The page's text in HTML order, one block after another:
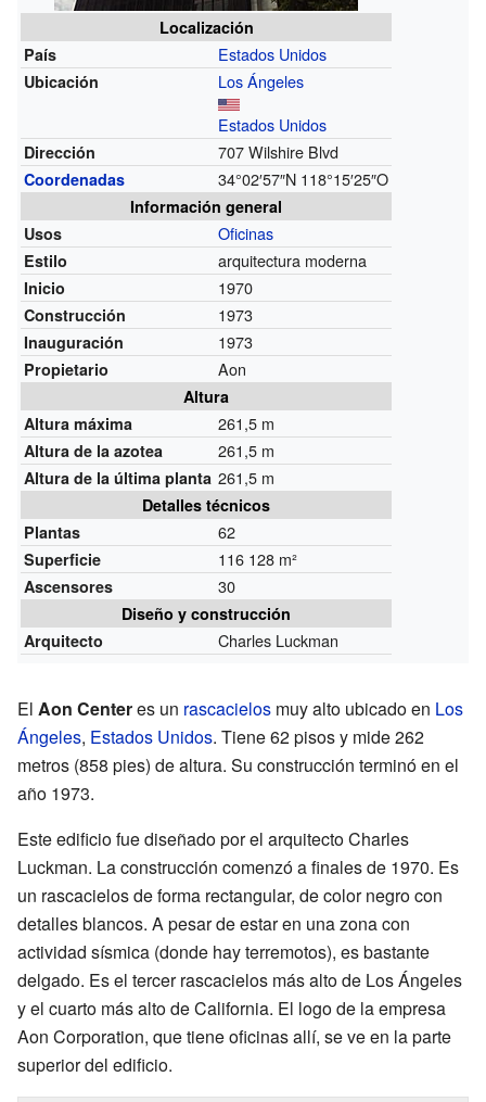
Localización
País
Estados Unidos
Ubicación
Los Ángeles
Estados Unidos
Dirección 707 Wilshire Blvd
Coordenadas 34°02′57″N 118°15′25″O
Información general
Usos
Oficinas
Estilo arquitectura moderna
Inicio 1970
Construcción 1973
Inauguración 1973
Propietario Aon
Altura
Altura máxima
261,5 m
Altura de la azotea 261,5 m
Altura de la última planta 261,5 m
Detalles técnicos
Plantas
62
Superficie 116 128 m²
Ascensores 30
Diseño y construcción
Arquitecto
Charles Luckman
El Aon Centeres un rascacielos muy alto ubicado en Los
Ángeles, Estados Unidos. Tiene 62 pisos y mide 262
metros (858 pies) de altura. Su construcción terminó en el
año 1973.
Este edificio fue diseñado por el arquitecto Charles
Luckman. La construcción comenzó a finales de 1970. Es
un rascacielos de forma rectangular, de color negro con
detalles blancos. A pesar de estar en una zona con
actividad sísmica (donde hay terremotos), es bastante
delgado. Es el tercer rascacielos más alto de Los Ángeles
y el cuarto más alto de California. El logo de la empresa
Aon Corporation, que tiene oficinas allí, se ve en la parte
superior del edificio.